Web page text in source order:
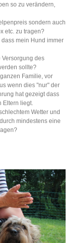
so zu verändern,
sondern auch
etc. zu tragen?
mein Hund immer
des
sollte?
Familie, vor
wenn dies "nur" der
hat gezeigt dass
liegt.
Wetter und
mindestens eine